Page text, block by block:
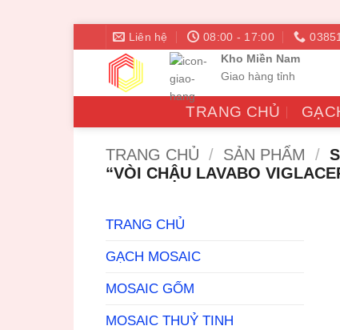
dung
Liên hệ 08:00 - 17:00
Kho Miền Nam
Giao hàng tỉnh
TRANG CHỦ
TRANG CHỦ / SẢN PHẨM /
“VÒI CHẬU LAVABO
TRANG CHỦ
GẠCH MOSAIC
MOSAIC GỐM
MOSAIC THUỶ TINH